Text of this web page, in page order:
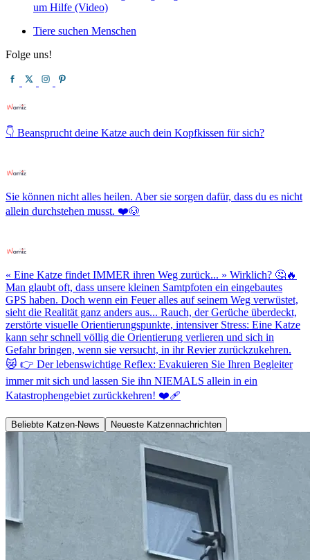
um Hilfe (Video)
Tiere suchen Menschen
Folge uns!
👇 Beansprucht deine Katze auch dein Kopfkissen für sich?
Sie können nicht alles heilen. Aber sie sorgen dafür, dass du es nicht
allein durchstehen musst. ❤️🐶
« Eine Katze findet IMMER ihren Weg zurück... » Wirklich? 🤔🔥
Man glaubt oft, dass unsere kleinen Samtpfoten ein eingebautes
GPS haben. Doch wenn ein Feuer alles auf seinem Weg verwüstet,
sieht die Realität ganz anders aus... Rauch, der Gerüche überdeckt,
zerstörte visuelle Orientierungspunkte, intensiver Stress: Eine Katze
kann sehr schnell völlig die Orientierung verlieren und sich in
Gefahr bringen, wenn sie versucht, in ihr Revier zurückzukehren.
😿 👉 Der lebenswichtige Reflex: Evakuieren Sie Ihren Begleiter
immer mit sich und lassen Sie ihn NIEMALS allein in ein
Katastrophengebiet zurückkehren! ❤️‍🩹
Beliebte Katzen-News Neueste Katzennachrichten